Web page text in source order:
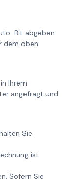
Bit abgeben.
dem oben
Ihrem
angefragt und
Sie
ist
Sofern Sie